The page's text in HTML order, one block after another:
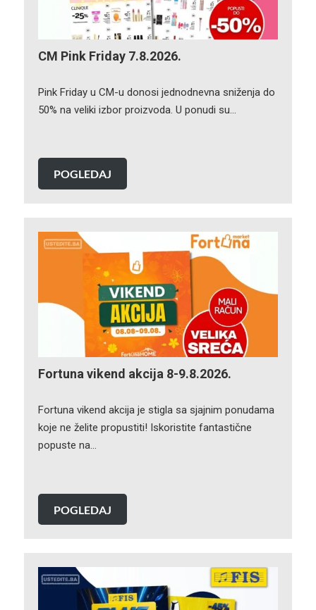
CM Pink Friday 7.8.2026.
Pink Friday u CM-u donosi jednodnevna sniženja do
50% na veliki izbor proizvoda. U ponudi su…
POGLEDAJ
Fortuna vikend akcija 8-9.8.2026.
Fortuna vikend akcija je stigla sa sjajnim ponudama
koje ne želite propustiti! Iskoristite fantastične
popuste na…
POGLEDAJ